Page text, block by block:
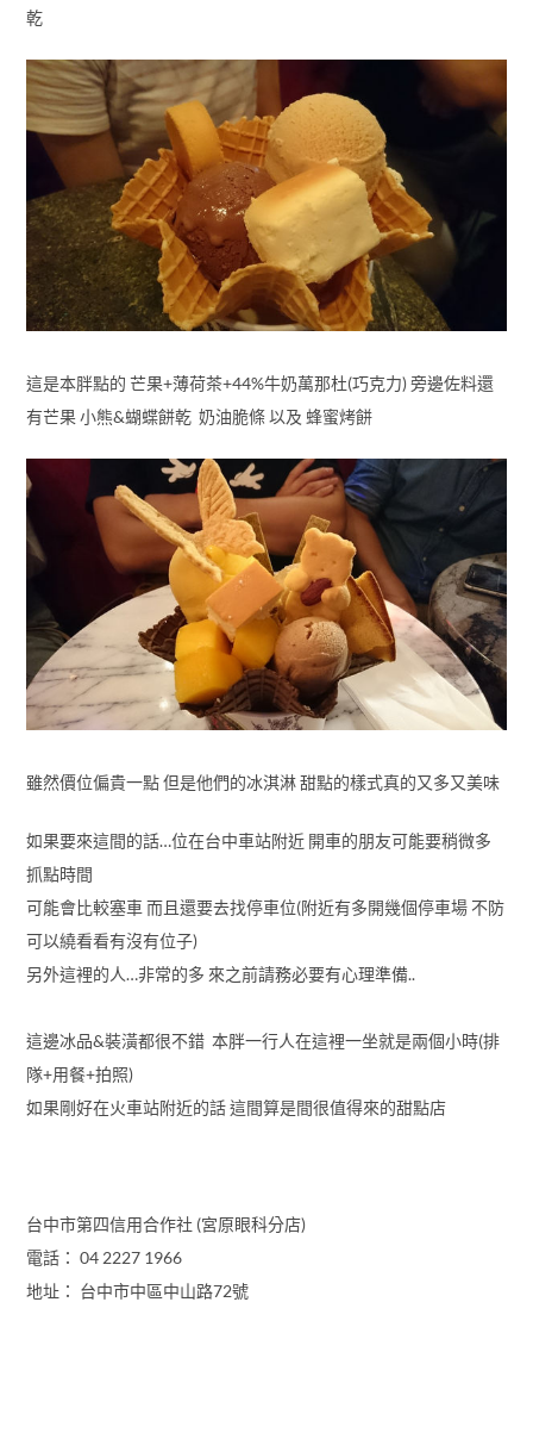
乾
這是本胖點的 芒果+薄荷茶+44%牛奶萬那杜(巧克力) 旁邊佐料還
有芒果 小熊&蝴蝶餅乾 奶油脆條 以及 蜂蜜烤餅
雖然價位偏貴一點 但是他們的冰淇淋 甜點的樣式真的又多又美味
如果要來這間的話…位在台中車站附近 開車的朋友可能要稍微多
抓點時間
可能會比較塞車 而且還要去找停車位(附近有多開幾個停車場 不防
可以繞看看有沒有位子)
另外這裡的人…非常的多 來之前請務必要有心理準備..
這邊冰品&裝潢都很不錯 本胖一行人在這裡一坐就是兩個小時(排
隊+用餐+拍照)
如果剛好在火車站附近的話 這間算是間很值得來的甜點店
台中市第四信用合作社 (宮原眼科分店)
電話： 04 2227 1966
地址： 台中市中區中山路72號